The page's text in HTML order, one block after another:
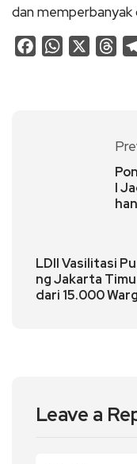
dan memperbanyak
FacebookWhatsApp
I
LDII Vasilitasi
ng Jakarta
dari 15.000
Leave a